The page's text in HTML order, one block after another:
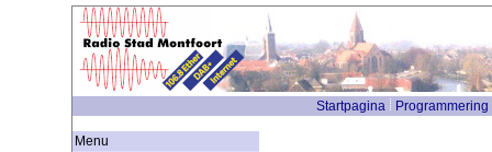
Startpagina Programmering
Menu